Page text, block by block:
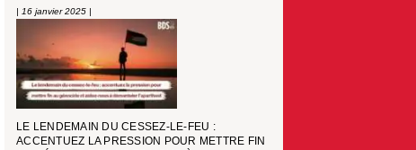
| 16 janvier 2025 |
LE LENDEMAIN DU CESSEZ-LE-FEU :
ACCENTUEZ LA PRESSION POUR METTRE FIN